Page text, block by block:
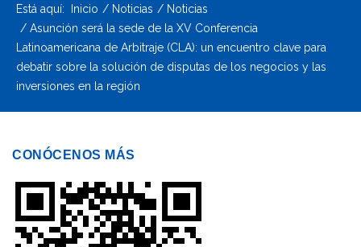
Está aquí: Inicio Noticias
Noticias
Asunción será la sede de la XV Conferencia
Latinoamericana de Arbitraje (CLA): un encuentro clave para
debatir sobre la solución de disputas de los negocios y las
inversiones en la región
CONÓCENOS MÁS